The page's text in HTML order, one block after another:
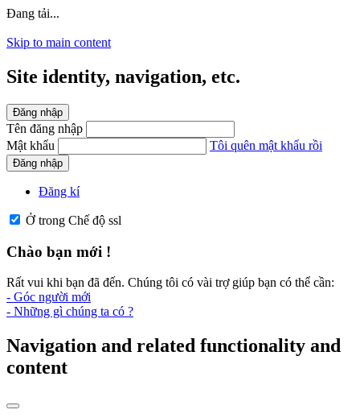
Đang tải...
Skip to main content
Site identity, navigation, etc.
Đăng nhập
Tên đăng nhập
Mật khẩu
Tôi quên mật khẩu rồi
Đăng nhập
Đăng kí
Ở trong Chế độ ssl
Chào bạn mới !
Rất vui khi bạn đã đến. Chúng tôi có vài trợ giúp bạn có thể cần:
- Góc người mới
- Những gì chúng ta có ?
Navigation and related functionality and
content